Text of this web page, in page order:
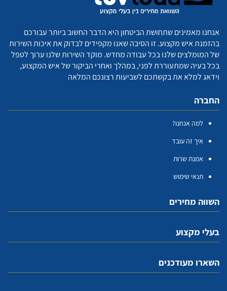
אנחנו מאמינים שתחושת הביטחון היא הדבר החשוב ביותר עבורכם
בהזמנת איש מקצוע. זו הסיבה שאנו מקפידים לבדוק את איכות השירות
של המומלצים שלנו בכל עבודה מחדש. מוקד השירות שלנו ערוך לטפל
בכל בעיה שמתעוררת לפני, במהלך ואחרי הביקור של איש המקצוע,
וידאג למלא את בקשתכם לשביעות רצונכם המלאה
החברה
למה אנחנו?
איך זה עובד
אמנת שרות
תנאי שימוש
השווה מחירים
בעלי מקצוע
השארו מעודכנים